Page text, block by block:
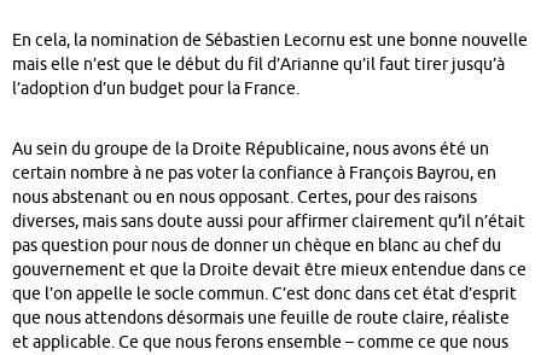
En cela, la nomination de Sébastien Lecornu est une bonne nouvelle
mais elle n’est que le début du fil d’Arianne qu’il faut tirer jusqu’à
l’adoption d’un budget pour la France.
Au sein du groupe de la Droite Républicaine, nous avons été un
certain nombre à ne pas voter la confiance à François Bayrou, en
nous abstenant ou en nous opposant. Certes, pour des raisons
diverses, mais sans doute aussi pour affirmer clairement qu’il n’était
pas question pour nous de donner un chèque en blanc au chef du
gouvernementet que la Droite devait être mieux entendue dans ce
que l’on appelle le socle commun.C’est donc dans cet état d’esprit
que nous attendons désormais une feuille de route claire, réaliste
et applicable.Ce que nous ferons ensemble – comme ce que nous